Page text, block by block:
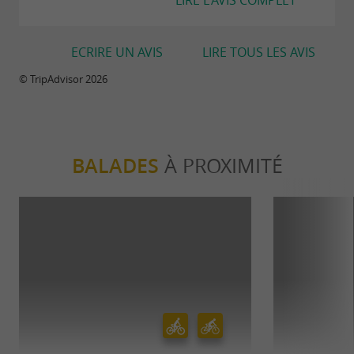
LIRE TOUS LES AVIS
ECRIRE UN AVIS
© TripAdvisor 2026
BALADES À PROXIMITÉ